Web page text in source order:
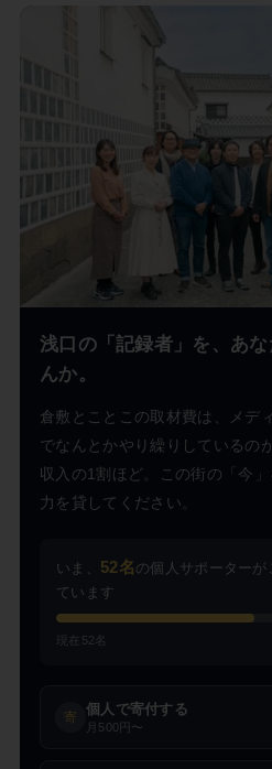
浅口の「記録者」を、あ
んか。
倉敷とことこの取材費は、メデ
でなんとかやり繰りしているの
収入の1割ほど。この街の「今」
力を貸してください。
いま、 52名 の個人サポーターが
ています
現在52名
寄
個人で寄付する
月500円〜